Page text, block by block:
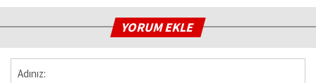
YORUM EKLE